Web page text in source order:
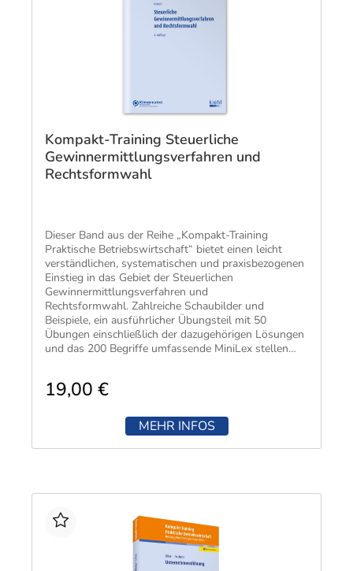
Kompakt-Training Steuerliche
Gewinnermittlungsverfahren und
Rechtsformwahl
​Dieser Band aus der Reihe „Kompakt-Training
Praktische Betriebswirtschaft“ bietet einen leicht
verständlichen, systematischen und praxisbezogenen
Einstieg in das Gebiet der Steuerlichen
Gewinnermittlungsverfahren und
Rechtsformwahl. Zahlreiche Schaubilder und
Beispiele, ein ausführlicher Übungsteil mit 50
Übungen einschließlich der dazugehörigen Lösungen
und das 200 Begriffe umfassende MiniLex stellen
Vorbereitung auf Prüfungen.
19,00 €
MEHR INFOS